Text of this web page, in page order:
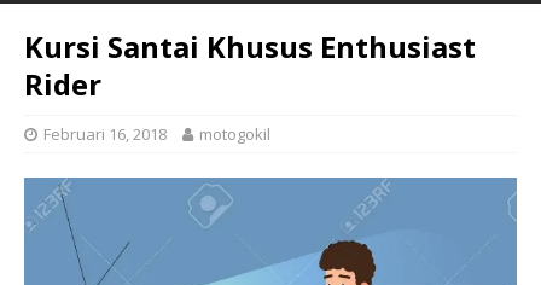
Kursi Santai Khusus Enthusiast
Rider
Februari 16, 2018 motogokil